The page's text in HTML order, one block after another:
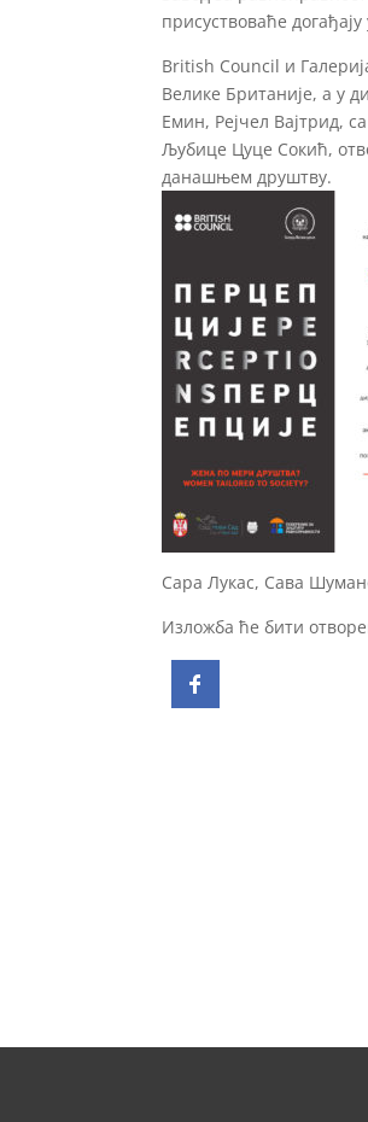
присуствоваће
British Council и
Велике Британије, а у
Емин, Рејчел Вајтрид,
Љубице Цуце Сокић,
данашњем друштву.
Сара Лукас, Сава
Изложба ће бити